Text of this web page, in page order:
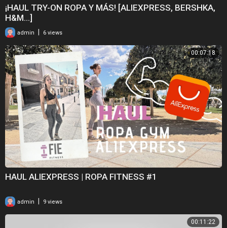
¡HAUL TRY-ON ROPA Y MÁS! [ALIEXPRESS, BERSHKA,
H&M...]
admin 6 views
00:07:18
HAUL ALIEXPRESS | ROPA FITNESS #1
admin 9 views
00:11:22